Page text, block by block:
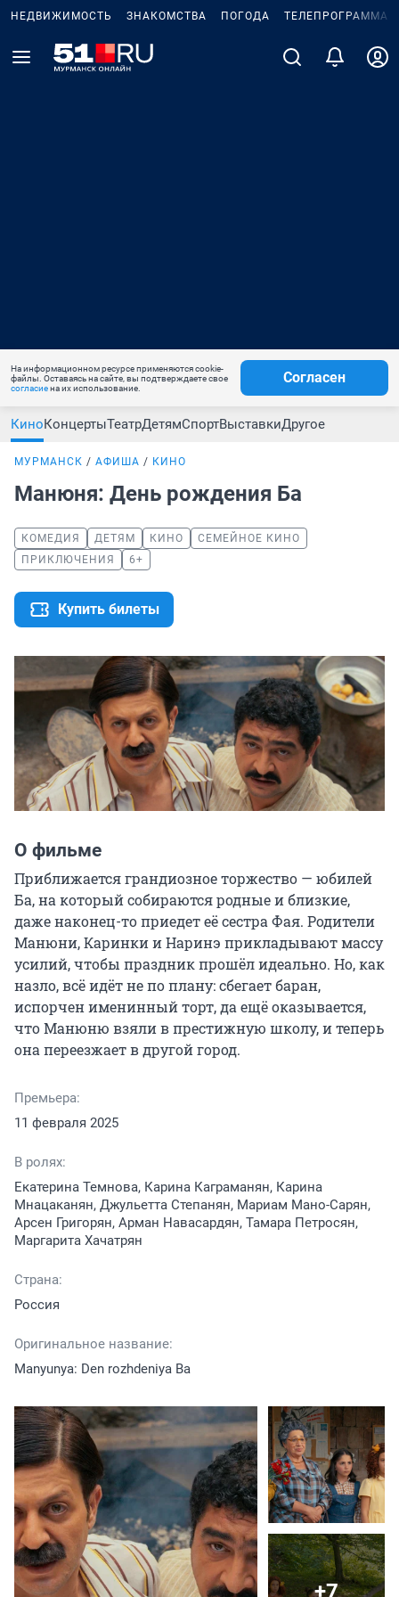
НЕДВИЖИМОСТЬ ЗНАКОМСТВА ПОГОДА ТЕЛЕПРОГРАММА
На информационном ресурсе применяются cookie-
файлы. Оставаясь на сайте, вы подтверждаете свое
согласиена их использование.
Согласен
КиноКонцертыТеатрДетямСпортВыставкиДругое
МУРМАНСК АФИША КИНО
Манюня: День рождения Ба
КОМЕДИЯ ДЕТЯМ КИНО
СЕМЕЙНОЕ КИНО
ПРИКЛЮЧЕНИЯ
6+
Купить билеты
О фильме
Приближается грандиозное торжество — юбилей
Ба, на который собираются родные и близкие,
даже наконец-то приедет её сестра Фая. Родители
Манюни, Каринки и Наринэ прикладывают массу
усилий, чтобы праздник прошёл идеально. Но, как
назло, всё идёт не по плану: сбегает баран,
испорчен именинный торт, да ещё оказывается,
что Манюню взяли в престижную школу, и теперь
она переезжает в другой город.
Премьера:
11 февраля 2025
В ролях:
Екатерина Темнова, Карина Каграманян, Карина
Мнацаканян, Джульетта Степанян, Мариам Мано-Сарян,
Арсен Григорян, Арман Навасардян, Тамара Петросян,
Маргарита Хачатрян
Страна:
Россия
Оригинальное название:
Manyunya: Den rozhdeniya Ba
+7